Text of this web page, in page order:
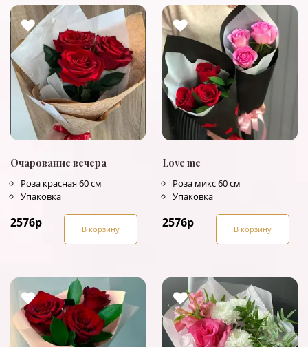
Очарование вечера
Роза красная 60 см
Упаковка
2576р В корзину
Love me
Роза микс 60 см
Упаковка
2576р В корзину